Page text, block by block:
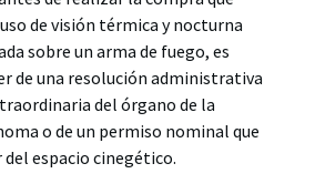
de visión térmica y nocturna
sobre un arma de fuego, es
de una resolución administrativa
del órgano de la
o de un permiso nominal que
espacio cinegético.